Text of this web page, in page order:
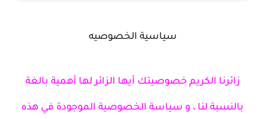
سياسية الخصوصيه
زائرنا الكريم خصوصيتك أيها الزائر لها أهمية بالغة
بالنسبة لنا ، و سياسة الخصوصية الموجودة في هذه